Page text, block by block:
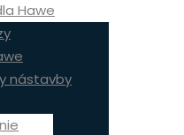
Hawe
nástavby